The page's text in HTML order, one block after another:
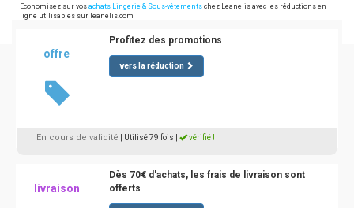
Economisez sur vos achats Lingerie & Sous-vêtements chez Leanelis avec les réductions en
ligne utilisables sur leanelis.com
offre
Profitez des promotions
vers la réduction
En cours de validité | Utilisé 79 fois vérifié !
livraison
Dès 70€ d'achats, les frais de livraison sont
offerts